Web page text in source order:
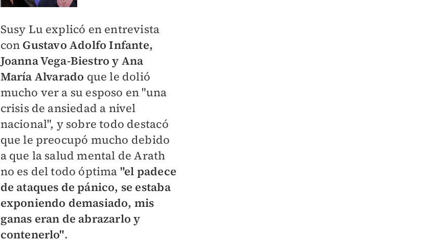
​Susy Lu explicó en entrevista
con Gustavo Adolfo Infante,
Joanna Vega-Biestro y Ana
María Alvarado que le dolió
mucho ver a su esposo en "una
crisis de ansiedad a nivel
nacional", y sobre todo destacó
que le preocupó mucho debido
a que la salud mental de Arath
no es del todo óptima "el padece
de ataques de pánico, se estaba
exponiendo demasiado, mis
ganas eran de abrazarlo y
contenerlo".